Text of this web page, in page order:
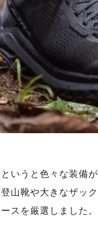
いうと色々な装備
山靴や大きなザッ
スを厳選しました。